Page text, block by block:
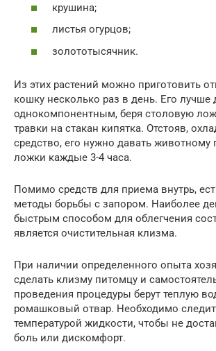
крушина;
листья огурцов;
золототысячник.
Из этих растений можно приготовить
кошку несколько раз в день. Его лучше
однокомпонентным, беря столовую
травки на стакан кипятка. Отстояв,
средство, его нужно давать животному
ложки каждые 3-4 часа.
Помимо средств для приема внутрь,
методы борьбы с запором. Наиболее
быстрым способом для облегчения
является очистительная клизма.
При наличии определенного опыта
сделать клизму питомцу и
проведения процедуры берут теплую
ромашковый отвар. Необходимо
температурой жидкости, чтобы не
боль или дискомфорт.